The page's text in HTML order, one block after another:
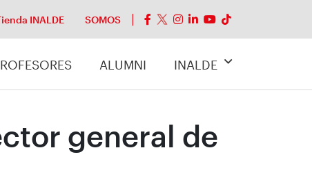
INALDE SOMOS
ALUMNI INALDE
general de